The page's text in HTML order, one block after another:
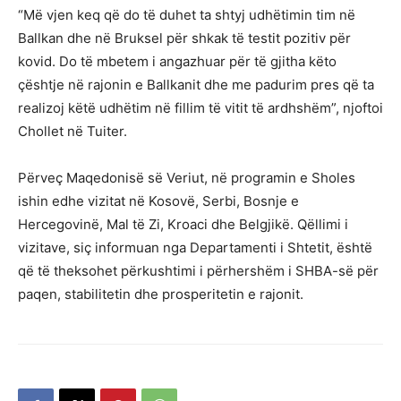
“Më vjen keq që do të duhet ta shtyj udhëtimin tim në
Ballkan dhe në Bruksel për shkak të testit pozitiv për
kovid. Do të mbetem i angazhuar për të gjitha këto
çështje në rajonin e Ballkanit dhe me padurim pres që ta
realizoj këtë udhëtim në fillim të vitit të ardhshëm”, njoftoi
Chollet në Tuiter.
Përveç Maqedonisë së Veriut, në programin e Sholes
ishin edhe vizitat në Kosovë, Serbi, Bosnje e
Hercegovinë, Mal të Zi, Kroaci dhe Belgjikë. Qëllimi i
vizitave, siç informuan nga Departamenti i Shtetit, është
që të theksohet përkushtimi i përhershëm i SHBA-së për
paqen, stabilitetin dhe prosperitetin e rajonit.